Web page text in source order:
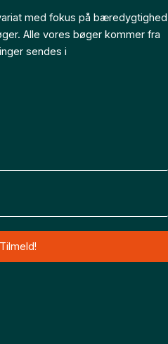
med fokus på bæredygtighed
Alle vores bøger kommer fra
sendes i